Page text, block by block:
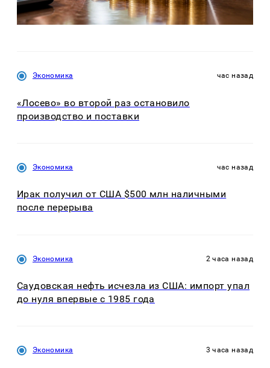
Экономика час назад
«Лосево» во второй раз остановило
производство и поставки
Экономика час назад
Ирак получил от США $500 млн наличными
после перерыва
Экономика 2 часа назад
Саудовская нефть исчезла из США: импорт упал
до нуля впервые с 1985 года
Экономика 3 часа назад